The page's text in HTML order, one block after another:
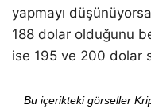
yapmayı
188 dolar olduğunu
ise 195 ve 200 dolar
Bu içerikteki görseller